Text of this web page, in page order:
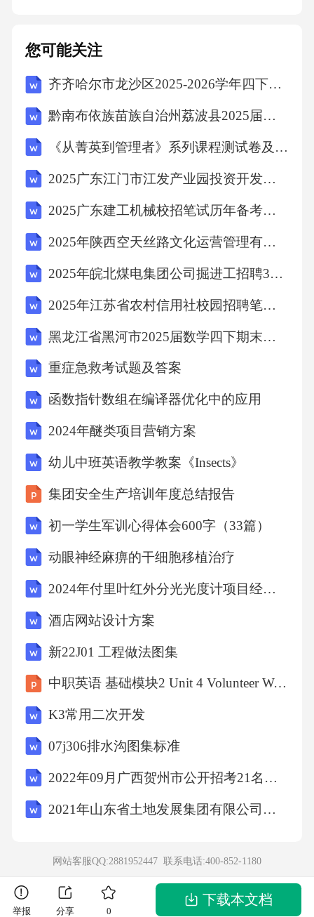
独特风光四、思维建模天气类试题的解题思路
判断天气过程天气现象获取时空信息必备知识
析图能力材料线索
必备知识影响趋利避害五、课堂小结（2023·广
东）露点温度是指气压不变、水汽无增减情况
图所示的是2020年11月18—19日吉林省某气象
站记录的一次较强降水过程相关信息。据此完
成下面小题。1．此次降水过程呈现的天气变化
依次是（
）A．风雨交加、冻雨夹雪、雪花纷飞 B．疾风
骤雨、雪花纷飞、冻雨夹雪C．雪花纷飞、风雨
交加、冻雨夹雪 D．风和日丽、冻雨夹雪、和
）A．对流旺盛 B．逆温增强C．暖锋经过 D．
冷锋过境六、对接高考AD（2023·江苏）蒙古气
旋是发源于蒙古国的温带气旋。下图为“某年4
月9日某时刻亚洲局部地区海平面天气图”。据
此完成下面小题。3．图中蒙古气旋总体上（）
A．气压梯度小，冷锋活动弱 B．气压梯度大，
压梯度大，暖锋活动强4．此刻影响西乌尔特地
区的气团性质是（）
C．暖干 D．暖湿5．未来我国受该气旋过境影
您可能关注
齐齐哈尔市龙沙区2025-2026学年四下数学期末考试模拟试题含答案
黔南布依族苗族自治州荔波县2025届数学四年级下学期期中联考试题含解析
《从菁英到管理者》系列课程测试卷及答案
2025广东江门市江发产业园投资开发集团有限公司拟聘用人员笔试历年常考点试题专练附带答案详解
2025广东建工机械校招笔试历年备考题库附带答案详解
2025年陕西空天丝路文化运营管理有限责任公司招聘（44人）笔试历年备考题库附带答案详解
2025年皖北煤电集团公司掘进工招聘380名笔试历年难易错考点试卷带答案解析
2025年江苏省农村信用社校园招聘笔试历年典型考题及考点剖析附带答案详解
黑龙江省黑河市2025届数学四下期末学业质量监测试题（含答案）
重症急救考试题及答案
函数指针数组在编译器优化中的应用
2024年醚类项目营销方案
幼儿中班英语教学教案《Insects》
集团安全生产培训年度总结报告
初一学生军训心得体会600字（33篇）
动眼神经麻痹的干细胞移植治疗
2024年付里叶红外分光光度计项目经营分析报告
酒店网站设计方案
新22J01 工程做法图集
中职英语 基础模块2 Unit 4 Volunteer Work
K3常用二次开发
07j306排水沟图集标准
2022年09月广西贺州市公开招考21名县级政府统计机构统计协管员（协统员）模拟卷3套含答案附详解
2021年山东省土地发展集团有限公司招聘笔试试题及答案解析
网站客服QQ:2881952447 联系电话:400-852-1180
举报 分享 0
下载本文档